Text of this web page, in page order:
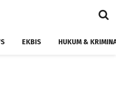
EKBIS HUKUM &